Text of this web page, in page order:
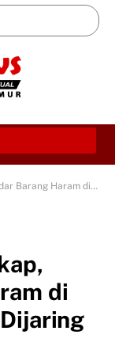
Kembali Dijaring Polisi
di